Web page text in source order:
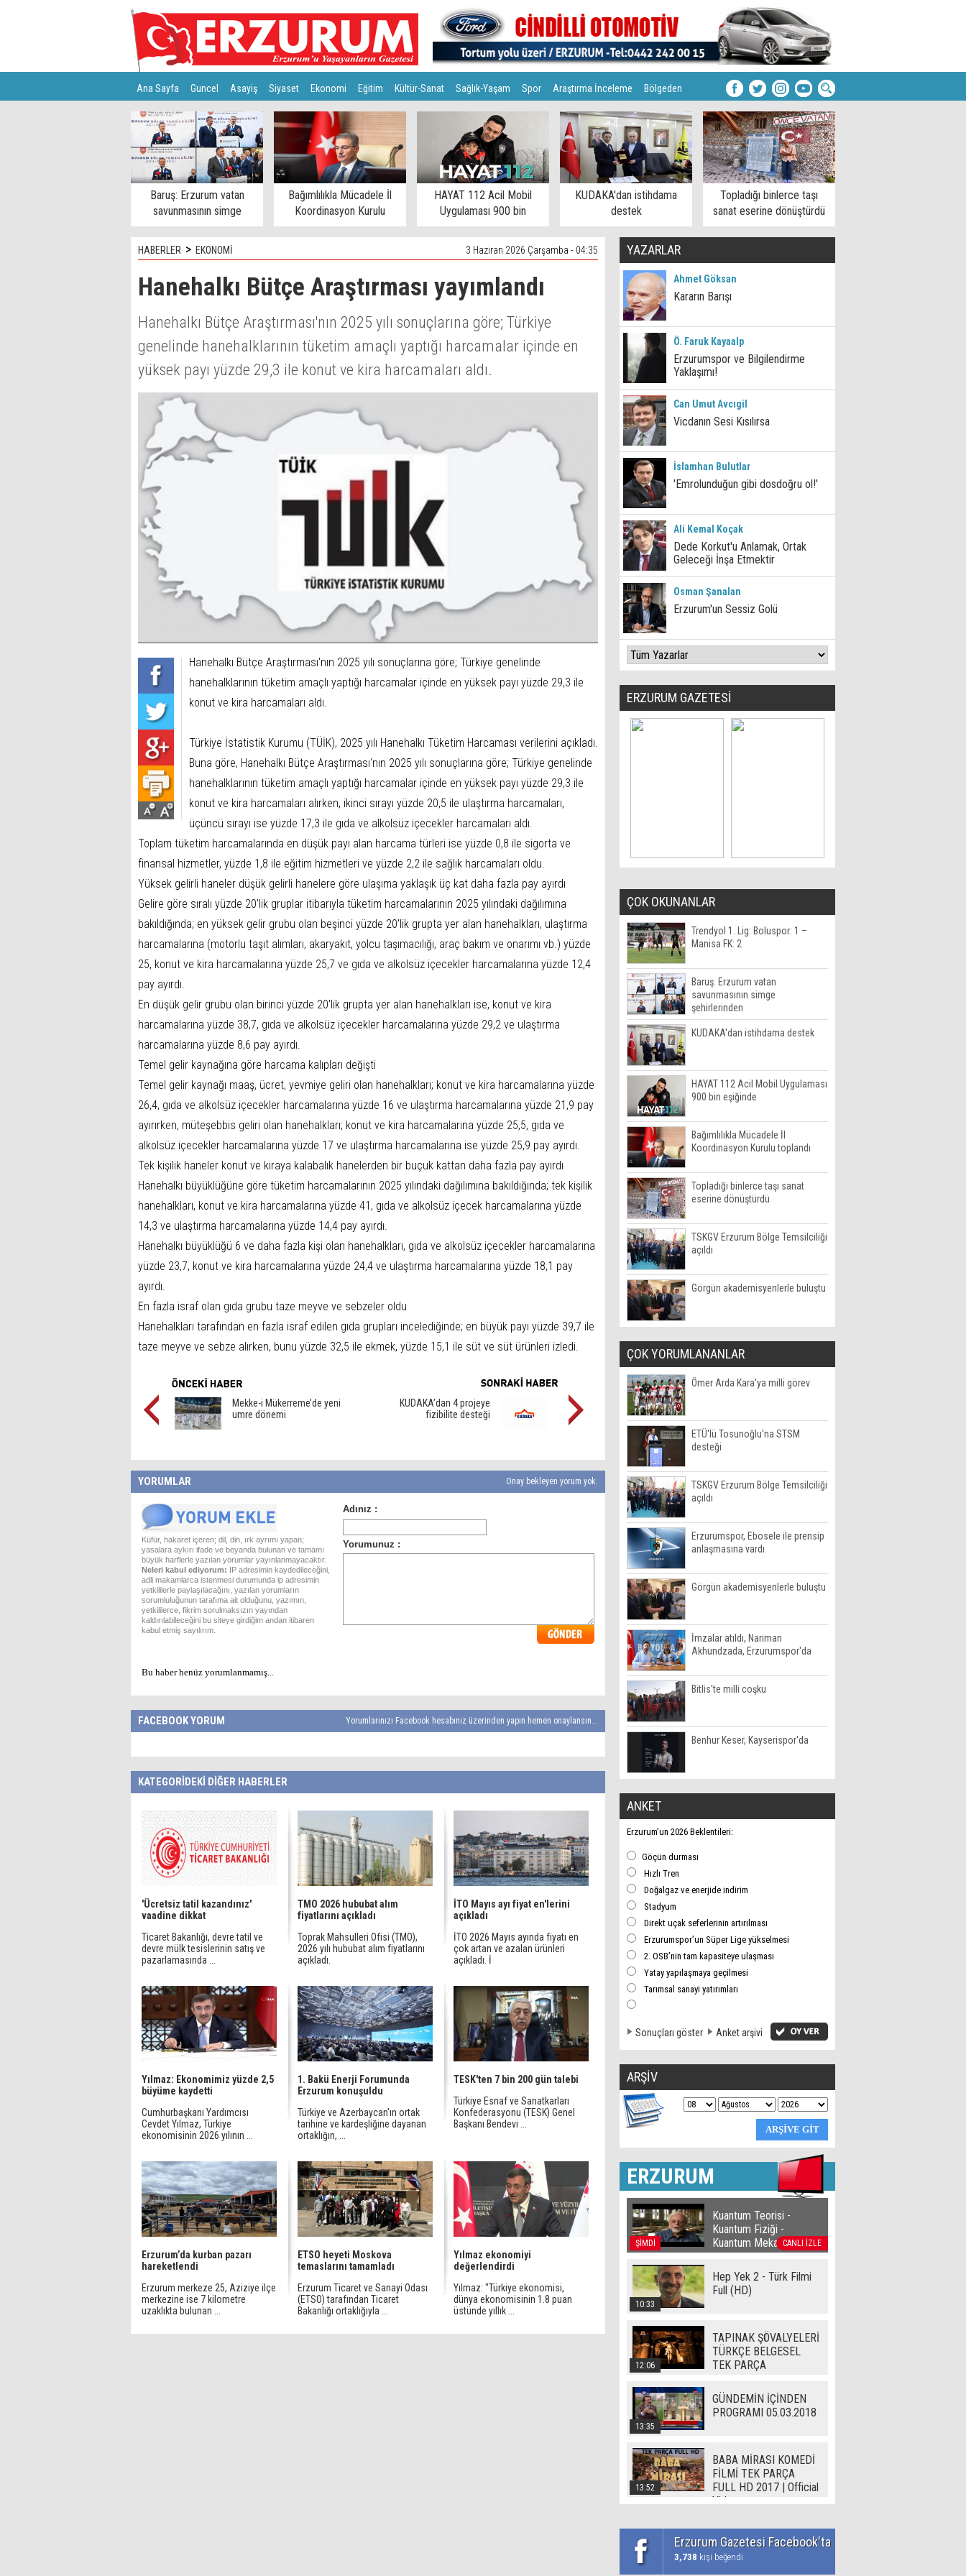
Ana Sayfa Guncel Asayiş Siyaset Ekonomi Eğitim Kültür-Sanat Sağlık-Yaşam Spor Araştırma İnceleme Bölgeden
Türkiye Teknoloji
Baruş: Erzurum vatan
savunmasının simge
şehirlerinden
Bağımlılıkla Mücadele İl
Koordinasyon Kurulu
toplandı
HAYAT 112 Acil Mobil
Uygulaması 900 bin
eşiğinde
KUDAKA'dan istihdama
destek
Topladığı binlerce taşı
sanat eserine dönüştürdü
HABERLER > EKONOMİ 3 Haziran 2026 Çarşamba - 04:35
Hanehalkı Bütçe Araştırması yayımlandı
Hanehalkı Bütçe Araştırması'nın 2025 yılı sonuçlarına göre; Türkiye
genelinde hanehalklarının tüketim amaçlı yaptığı harcamalar içinde en
yüksek payı yüzde 29,3 ile konut ve kira harcamaları aldı.
Hanehalkı Bütçe Araştırması'nın 2025 yılı sonuçlarına göre; Türkiye genelinde
hanehalklarının tüketim amaçlı yaptığı harcamalar içinde en yüksek payı yüzde 29,3 ile
konut ve kira harcamaları aldı.
Türkiye İstatistik Kurumu (TÜİK), 2025 yılı Hanehalkı Tüketim Harcaması verilerini açıkladı.
Buna göre, Hanehalkı Bütçe Araştırması'nın 2025 yılı sonuçlarına göre; Türkiye genelinde
hanehalklarının tüketim amaçlı yaptığı harcamalar içinde en yüksek payı yüzde 29,3 ile
konut ve kira harcamaları alırken, ikinci sırayı yüzde 20,5 ile ulaştırma harcamaları,
üçüncü sırayı ise yüzde 17,3 ile gıda ve alkolsüz içecekler harcamaları aldı.
Toplam tüketim harcamalarında en düşük payı alan harcama türleri ise yüzde 0,8 ile sigorta ve
finansal hizmetler, yüzde 1,8 ile eğitim hizmetleri ve yüzde 2,2 ile sağlık harcamaları oldu.
Yüksek gelirli haneler düşük gelirli hanelere göre ulaşıma yaklaşık üç kat daha fazla pay ayırdı
Gelire göre sıralı yüzde 20'lik gruplar itibarıyla tüketim harcamalarının 2025 yılındaki dağılımına
bakıldığında; en yüksek gelir grubu olan beşinci yüzde 20'lik grupta yer alan hanehalkları, ulaştırma
harcamalarına (motorlu taşıt alımları, akaryakıt, yolcu taşımacılığı, araç bakım ve onarımı vb.) yüzde
25, konut ve kira harcamalarına yüzde 25,7 ve gıda ve alkolsüz içecekler harcamalarına yüzde 12,4
pay ayırdı.
En düşük gelir grubu olan birinci yüzde 20'lik grupta yer alan hanehalkları ise, konut ve kira
harcamalarına yüzde 38,7, gıda ve alkolsüz içecekler harcamalarına yüzde 29,2 ve ulaştırma
harcamalarına yüzde 8,6 pay ayırdı.
Temel gelir kaynağına göre harcama kalıpları değişti
Temel gelir kaynağı maaş, ücret, yevmiye geliri olan hanehalkları; konut ve kira harcamalarına yüzde
26,4, gıda ve alkolsüz içecekler harcamalarına yüzde 16 ve ulaştırma harcamalarına yüzde 21,9 pay
ayırırken, müteşebbis geliri olan hanehalkları; konut ve kira harcamalarına yüzde 25,5, gıda ve
alkolsüz içecekler harcamalarına yüzde 17 ve ulaştırma harcamalarına ise yüzde 25,9 pay ayırdı.
Tek kişilik haneler konut ve kiraya kalabalık hanelerden bir buçuk kattan daha fazla pay ayırdı
Hanehalkı büyüklüğüne göre tüketim harcamalarının 2025 yılındaki dağılımına bakıldığında; tek kişilik
hanehalkları, konut ve kira harcamalarına yüzde 41, gıda ve alkolsüz içecek harcamalarına yüzde
14,3 ve ulaştırma harcamalarına yüzde 14,4 pay ayırdı.
Hanehalkı büyüklüğü 6 ve daha fazla kişi olan hanehalkları, gıda ve alkolsüz içecekler harcamalarına
yüzde 23,7, konut ve kira harcamalarına yüzde 24,4 ve ulaştırma harcamalarına yüzde 18,1 pay
ayırdı.
En fazla israf olan gıda grubu taze meyve ve sebzeler oldu
Hanehalkları tarafından en fazla israf edilen gıda grupları incelediğinde; en büyük payı yüzde 39,7 ile
taze meyve ve sebze alırken, bunu yüzde 32,5 ile ekmek, yüzde 15,1 ile süt ve süt ürünleri izledi.
Mekke-i Mükerreme’de yeni
umre dönemi
KUDAKA’dan 4 projeye
fizibilite desteği
YORUMLAR Onay bekleyen yorum yok.
Küfür, hakaret içeren; dil, din, ırk ayrımı yapan;
yasalara aykırı ifade ve beyanda bulunan ve tamamı
büyük harflerle yazılan yorumlar yayınlanmayacaktır.
Neleri kabul ediyorum: IP adresimin kaydedileceğini,
adli makamlarca istenmesi durumunda ip adresimin
yetkililerle paylaşılacağını, yazılan yorumların
sorumluluğunun tarafıma ait olduğunu, yazımın,
yetkililerce, fikrim sorulmaksızın yayından
kaldırılabileceğini bu siteye girdiğim andan itibaren
kabul etmiş sayılırım.
Bu haber henüz yorumlanmamış...
FACEBOOK YORUM Yorumlarınızı Facebook hesabınız üzerinden yapın hemen onaylansın...
KATEGORİDEKİ DİĞER HABERLER
'Ücretsiz tatil kazandınız'
vaadine dikkat
Ticaret Bakanlığı, devre tatil ve
devre mülk tesislerinin satış ve
pazarlamasında ...
TMO 2026 hububat alım
fiyatlarını açıkladı
Toprak Mahsulleri Ofisi (TMO),
2026 yılı hububat alım fiyatlarını
açıkladı.
İTO Mayıs ayı fiyat en'lerini
açıkladı
İTO 2026 Mayıs ayında fiyatı en
çok artan ve azalan ürünleri
açıkladı. İ
Yılmaz: Ekonomimiz yüzde 2,5
büyüme kaydetti
Cumhurbaşkanı Yardımcısı
Cevdet Yılmaz, Türkiye
ekonomisinin 2026 yılının ...
1. Bakü Enerji Forumunda
Erzurum konuşuldu
Türkiye ve Azerbaycan'ın ortak
tarihine ve kardeşliğine dayanan
ortaklığın, ...
TESK'ten 7 bin 200 gün talebi
Türkiye Esnaf ve Sanatkarları
Konfederasyonu (TESK) Genel
Başkanı Bendevi ...
Erzurum’da kurban pazarı
hareketlendi
Erzurum merkeze 25, Aziziye ilçe
merkezine ise 7 kilometre
uzaklıkta bulunan ...
ETSO heyeti Moskova
temaslarını tamamladı
Erzurum Ticaret ve Sanayi Odası
(ETSO) tarafından Ticaret
Bakanlığı ortaklığıyla ...
Yılmaz ekonomiyi
değerlendirdi
Yılmaz: "Türkiye ekonomisi,
dünya ekonomisinin 1.8 puan
üstünde yıllık ...
YAZARLAR
Ahmet Göksan
Kararın Barışı
Ö. Faruk Kayaalp
Erzurumspor ve Bilgilendirme
Yaklaşımı!
Can Umut Avcıgil
Vicdanın Sesi Kısılırsa
İslamhan Bulutlar
'Emrolunduğun gibi dosdoğru ol!'
Ali Kemal Koçak
Dede Korkut'u Anlamak, Ortak
Geleceği İnşa Etmektir
Osman Şanalan
Erzurum'un Sessiz Golü
ERZURUM GAZETESİ
ÇOK OKUNANLAR
Trendyol 1. Lig: Boluspor: 1 –
Manisa FK: 2
Baruş: Erzurum vatan
savunmasının simge
şehirlerinden
KUDAKA'dan istihdama destek
HAYAT 112 Acil Mobil Uygulaması
900 bin eşiğinde
Bağımlılıkla Mücadele İl
Koordinasyon Kurulu toplandı
Topladığı binlerce taşı sanat
eserine dönüştürdü
TSKGV Erzurum Bölge Temsilciliği
açıldı
Görgün akademisyenlerle buluştu
ÇOK YORUMLANANLAR
Ömer Arda Kara'ya milli görev
ETÜ'lü Tosunoğlu'na STSM
desteği
TSKGV Erzurum Bölge Temsilciliği
açıldı
Erzurumspor, Ebosele ile prensip
anlaşmasına vardı
Görgün akademisyenlerle buluştu
İmzalar atıldı, Nariman
Akhundzada, Erzurumspor'da
Bitlis'te milli coşku
Benhur Keser, Kayserispor'da
ANKET
Erzurum’un 2026 Beklentileri:
Göçün durması
Hızlı Tren
Doğalgaz ve enerjide indirim
Stadyum
Direkt uçak seferlerinin artırılması
Erzurumspor’un Süper Lige yükselmesi
2. OSB’nin tam kapasiteye ulaşması
Yatay yapılaşmaya geçilmesi
Tarımsal sanayi yatırımları
Sonuçları göster Anket arşivi
ARŞİV
ERZURUM
ŞİMDİ CANLI İZLE
Kuantum Teorisi -
Kuantum Fiziği -
Kuantum Mekaniği
10:33
Hep Yek 2 - Türk Filmi
Full (HD)
12:06
TAPINAK ŞÖVALYELERİ
TÜRKÇE BELGESEL
TEK PARÇA
13:35
GÜNDEMİN İÇİNDEN
PROGRAMI 05.03.2018
13:52
BABA MİRASI KOMEDİ
FİLMİ TEK PARÇA
FULL HD 2017 | Official
Video
Erzurum Gazetesi Facebook'ta
3,738 kişi beğendi